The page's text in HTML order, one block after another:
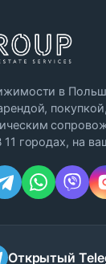
в
11 городах, на
Открытый